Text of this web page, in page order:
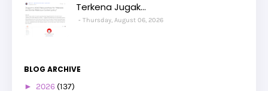
Terkena Jugak...
Thursday, August 06, 2026
BLOG ARCHIVE
► 2026 (137)